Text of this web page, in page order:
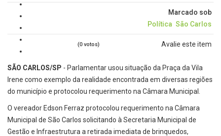
Marcado sob
Política São Carlos
Avalie este item
(0 votos)
SÃO CARLOS/SP - Parlamentar usou situação da Praça da Vila
Irene como exemplo da realidade encontrada em diversas regiões
do município e protocolou requerimento na Câmara Municipal.
O vereador Edson Ferraz protocolou requerimento na Câmara
Municipal de São Carlos solicitando à Secretaria Municipal de
Gestão e Infraestrutura a retirada imediata de brinquedos,